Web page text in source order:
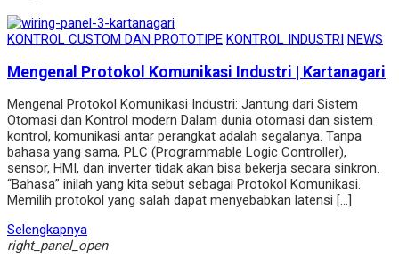
KONTROL CUSTOM DAN PROTOTIPE KONTROL INDUSTRI NEWS
Mengenal Protokol Komunikasi Industri | Kartanagari
Mengenal Protokol Komunikasi Industri: Jantung dari Sistem
Otomasi dan Kontrol modern Dalam dunia otomasi dan sistem
kontrol, komunikasi antar perangkat adalah segalanya. Tanpa
bahasa yang sama, PLC (Programmable Logic Controller),
sensor, HMI, dan inverter tidak akan bisa bekerja secara sinkron.
“Bahasa” inilah yang kita sebut sebagai Protokol Komunikasi.
Memilih protokol yang salah dapat menyebabkan latensi […]
Selengkapnya
right_panel_open